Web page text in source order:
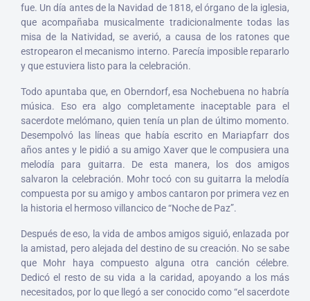
fue. Un día antes de la Navidad de 1818, el órgano de la iglesia,
que acompañaba musicalmente tradicionalmente todas las
misa de la Natividad, se averió, a causa de los ratones que
estropearon el mecanismo interno. Parecía imposible repararlo
y que estuviera listo para la celebración.
Todo apuntaba que, en Oberndorf, esa Nochebuena no habría
música. Eso era algo completamente inaceptable para el
sacerdote melómano, quien tenía un plan de último momento.
Desempolvó las líneas que había escrito en Mariapfarr dos
años antes y le pidió a su amigo Xaver que le compusiera una
melodía para guitarra. De esta manera, los dos amigos
salvaron la celebración. Mohr tocó con su guitarra la melodía
compuesta por su amigo y ambos cantaron por primera vez en
la historia el hermoso villancico de “Noche de Paz”.
Después de eso, la vida de ambos amigos siguió, enlazada por
la amistad, pero alejada del destino de su creación. No se sabe
que Mohr haya compuesto alguna otra canción célebre.
Dedicó el resto de su vida a la caridad, apoyando a los más
necesitados, por lo que llegó a ser conocido como “el sacerdote